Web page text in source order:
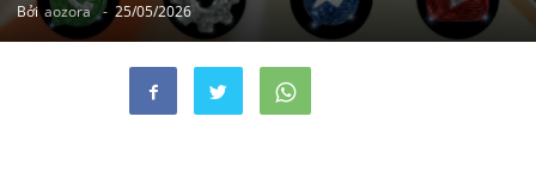
Bởiaozora - 25/05/2026